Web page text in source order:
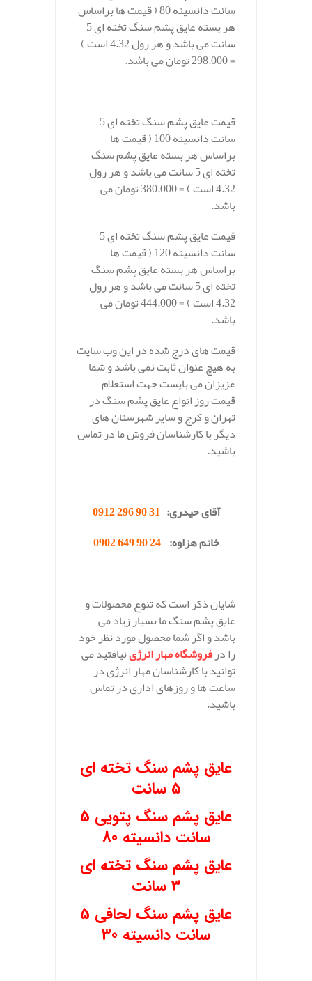
سانت دانسیته 80 ( قیمت ها براساس
هر بسته عایق پشم سنگ تخته ای 5
سانت می باشد و هر رول 4.32 است )
= 298.000 تومان می باشد.
قیمت عایق پشم سنگ تخته ای 5
سانت دانسیته 100 ( قیمت ها
براساس هر بسته عایق پشم سنگ
تخته ای 5 سانت می باشد و هر رول
4.32 است ) = 380.000 تومان می
باشد.
قیمت عایق پشم سنگ تخته ای 5
سانت دانسیته 120 ( قیمت ها
براساس هر بسته عایق پشم سنگ
تخته ای 5 سانت می باشد و هر رول
4.32 است ) = 444.000 تومان می
باشد.
قیمت های درج شده در این وب سایت
به هیچ عنوان ثابت نمی باشد و شما
عزیزان می بایست جهت استعلام
قیمت روز انواع عایق پشم سنگ در
تهران و کرج و سایر شهرستان های
دیگر با کارشناسان فروش ما در تماس
باشید.
آقای حیدری: 31 90 296 0912
خانم هزاوه:24 90 649 0902
شایان ذکر است که تنوع محصولات و
عایق پشم سنگ ما بسیار زیاد می
باشد و اگر شما محصول مورد نظر خود
را درفروشگاه مهار انرژینیافتید می
توانید با کارشناسان مهار انرژی در
ساعت ها و روزهای اداری در تماس
باشید.
عایق پشم سنگ تخته ای
5 سانت
عایق پشم سنگ پتویی 5
سانت دانسیته 80
عایق پشم سنگ تخته ای
3 سانت
عایق پشم سنگ لحافی 5
سانت دانسیته 30